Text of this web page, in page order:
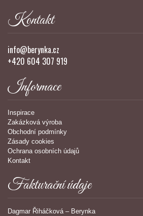
Kontakt
info@berynka.cz
+420 604 307 919
Informace
Inspirace
Zakázková výroba
Obchodní podmínky
Zásady cookies
Ochrana osobních údajů
Kontakt
Fakturační údaje
Dagmar Řiháčková – Berynka